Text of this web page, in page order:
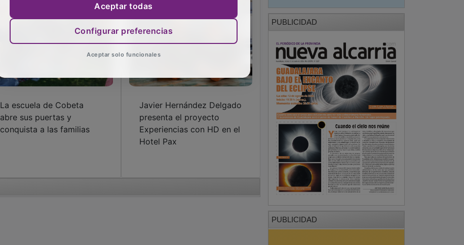
La escuela de Cobeta
abre sus puertas y
conquista a las familias
Javier Hernández Delgado
presenta el proyecto
Experiencias con HD en el
Hotel Pax
PUBLICIDAD
PUBLICIDAD
Aceptar todas
Configurar preferencias
Aceptar solo funcionales